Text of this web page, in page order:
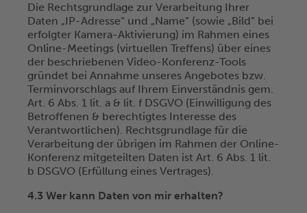
Die Rechtsgrundlage zur Verarbeitung Ihrer
Daten „IP-Adresse“ und „Name“ (sowie „Bild“ bei
erfolgter Kamera-Aktivierung) im Rahmen eines
Online-Meetings (virtuellen Treffens) über eines
der beschriebenen Video-Konferenz-Tools
gründet bei Annahme unseres Angebotes bzw.
Terminvorschlags auf Ihrem Einverständnis gem.
Art. 6 Abs. 1 lit. a & lit. f DSGVO (Einwilligung des
Betroffenen & berechtigtes Interesse des
Verantwortlichen). Rechtsgrundlage für die
Verarbeitung der übrigen im Rahmen der Online-
Konferenz mitgeteilten Daten ist Art. 6 Abs. 1 lit.
b DSGVO (Erfüllung eines Vertrages).
4.3 Wer kann Daten von mir erhalten?